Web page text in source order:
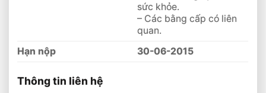
sức khỏe.
– Các bằng cấp có liên
quan.
Hạn nộp
30-06-2015
Thông tin liên hệ